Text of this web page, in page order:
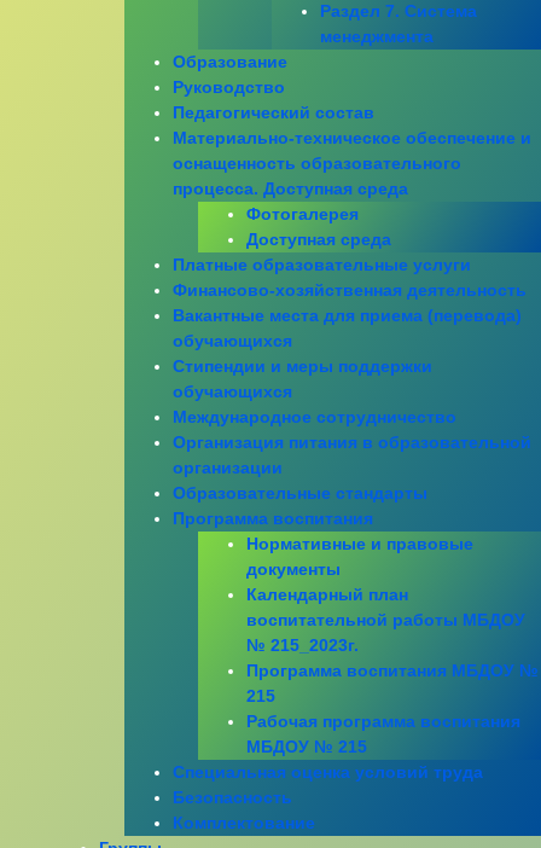
Раздел 7. Система
менеджмента
Образование
Руководство
Педагогический состав
Материально-техническое обеспечение и
оснащенность образовательного
процесса. Доступная среда
Фотогалерея
Доступная среда
Платные образовательные услуги
Финансово-хозяйственная деятельность
Вакантные места для приема (перевода)
обучающихся
Стипендии и меры поддержки
обучающихся
Международное сотрудничество
Организация питания в образовательной
организации
Образовательные стандарты
Программа воспитания
Нормативные и правовые
документы
Календарный план
воспитательной работы МБДОУ
№ 215_2023г.
Программа воспитания МБДОУ №
215
Рабочая программа воспитания
МБДОУ № 215
Специальная оценка условий труда
Безопасность
Комплектование